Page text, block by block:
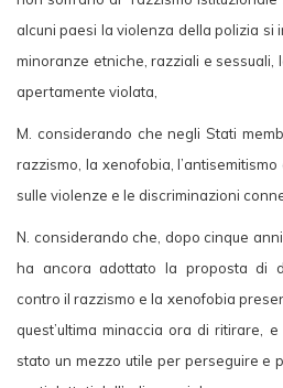
alcuni paesi la violenza della polizia si
minoranze etniche, razziali e sessuali,
apertamente violata,
M. considerando che negli Stati
razzismo, la xenofobia,
sulle violenze e le discriminazioni
N. considerando che, dopo cinque
ha ancora adottato la proposta di
contro il razzismo e la xenofobia
quest’ultima minaccia ora di ritirare,
stato un mezzo utile per perseguire e